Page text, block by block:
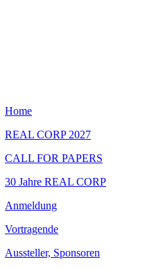
Home
REAL CORP 2027
CALL FOR PAPERS
30 Jahre REAL CORP
Anmeldung
Vortragende
Aussteller, Sponsoren